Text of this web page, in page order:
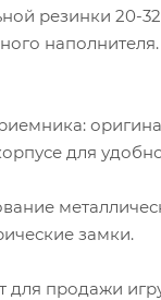
резинки 20-
наполнителя.
для
замки.
для продажи